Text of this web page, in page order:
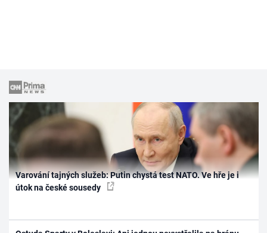
Varování tajných služeb: Putin chystá test NATO. Ve hře je i
útok na české sousedy